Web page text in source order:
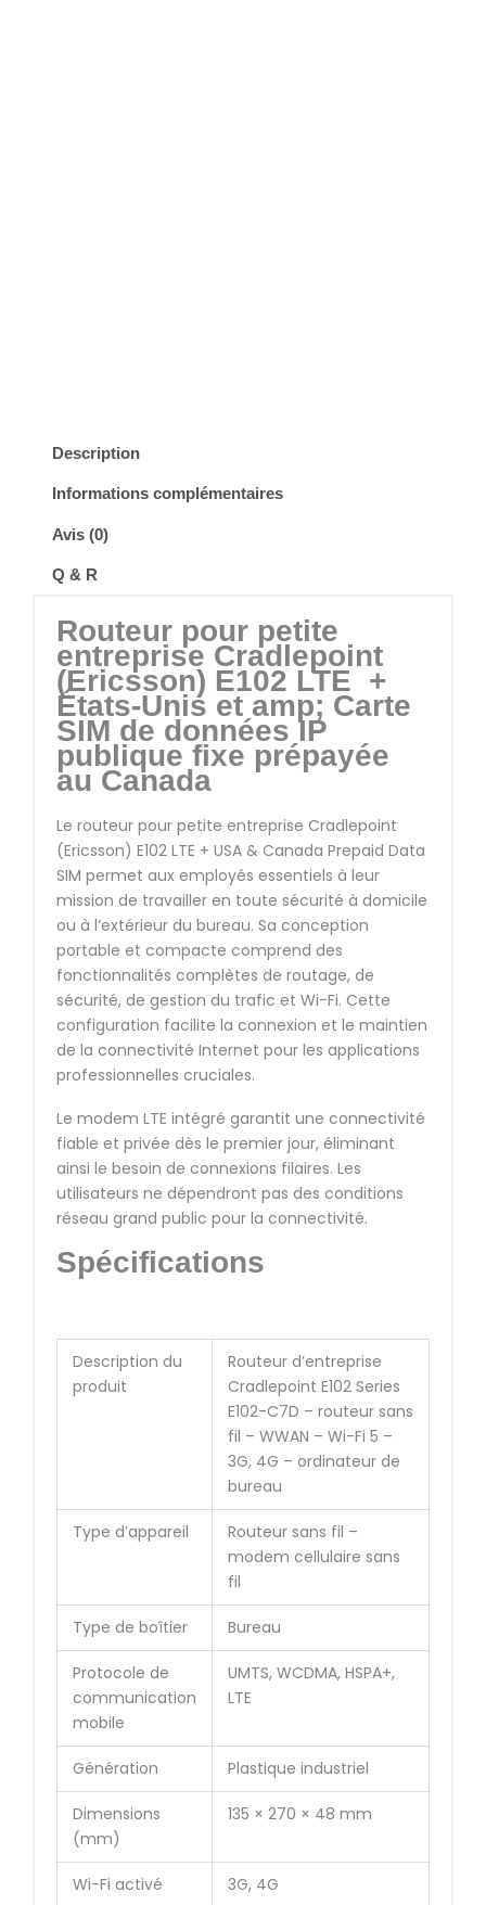
Description
Informations complémentaires
Avis (0)
Q & R
Routeur pour petite
entreprise Cradlepoint
(Ericsson) E102 LTE +
États-Unis et amp; Carte
SIM de données IP
publique fixe prépayée
au Canada
Le routeur pour petite entreprise Cradlepoint
(Ericsson) E102 LTE + USA & Canada Prepaid Data
SIM permet aux employés essentiels à leur
mission de travailler en toute sécurité à domicile
ou à l’extérieur du bureau. Sa conception
portable et compacte comprend des
fonctionnalités complètes de routage, de
sécurité, de gestion du trafic et Wi-Fi. Cette
configuration facilite la connexion et le maintien
de la connectivité Internet pour les applications
professionnelles cruciales.
Le modem LTE intégré garantit une connectivité
fiable et privée dès le premier jour, éliminant
ainsi le besoin de connexions filaires. Les
utilisateurs ne dépendront pas des conditions
réseau grand public pour la connectivité.
Spécifications
Description du
produit
Routeur d’entreprise
Cradlepoint E102 Series
E102-C7D – routeur sans
fil – WWAN – Wi-Fi 5 –
3G, 4G – ordinateur de
bureau
Type d’appareil
Routeur sans fil –
modem cellulaire sans
fil
Type de boîtier Bureau
Protocole de
communication
mobile
UMTS, WCDMA, HSPA+,
LTE
Génération Plastique industriel
Dimensions
(mm)
135 × 270 × 48 mm
Wi-Fi activé 3G, 4G